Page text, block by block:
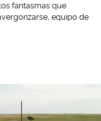
fantasmas que
equipo de